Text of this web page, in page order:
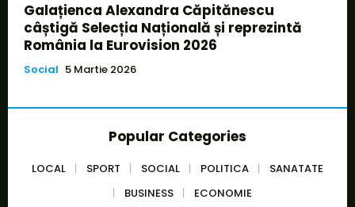
Galațienca Alexandra Căpitănescu
câștigă Selecția Națională și reprezintă
România la Eurovision 2026
Social 5 Martie 2026
Popular Categories
LOCAL SPORT SOCIAL POLITICA
SANATATE
BUSINESS
ECONOMIE